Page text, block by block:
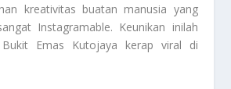
kreativitas buatan manusia yang
Instagramable. Keunikan inilah
Emas Kutojaya kerap viral di